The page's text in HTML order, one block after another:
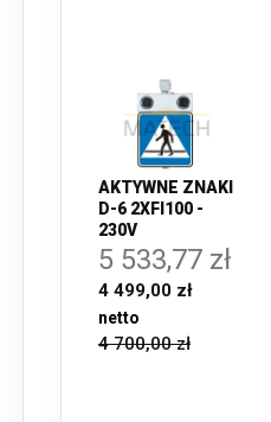
AKTYWNE ZNAKI
D-6 2XFI100 -
230V
5 533,77 zł
4 499,00 zł
4 700,00 zł